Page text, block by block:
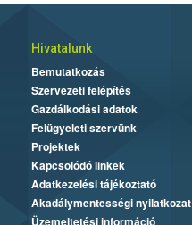
Hivatalunk
Bemutatkozás
Szervezeti felépítés
Gazdálkodási adatok
Felügyeleti szervünk
Projektek
Kapcsolódó linkek
Adatkezelési tájékoztató
Akadálymentességi nyilatkozat
Üzemeltetési információ